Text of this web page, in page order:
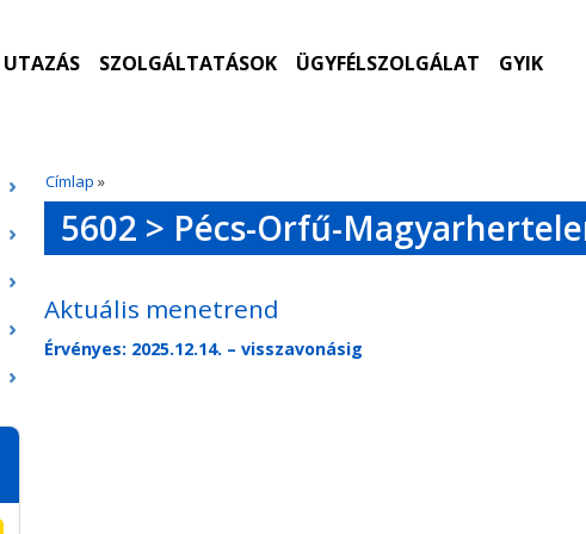
SZOLGÁLTATÁSOK ÜGYFÉLSZOLGÁLAT GYIK
Címlap »
5602 > Pécs-Orfű-
Aktuális menetrend
Érvényes: 2025.12.14. – visszavonásig